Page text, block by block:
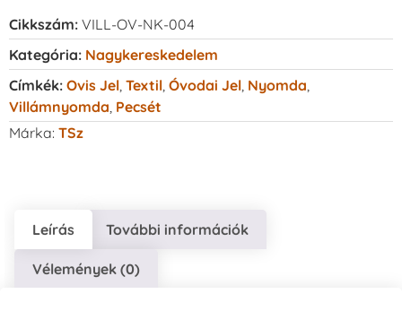
Cikkszám: VILL-OV-NK-004
Kategória: Nagykereskedelem
Címkék: Ovis Jel Textil Óvodai Jel Nyomda
Villámnyomda Pecsét
Márka: TSz
Leírás További információk
Vélemények (0)